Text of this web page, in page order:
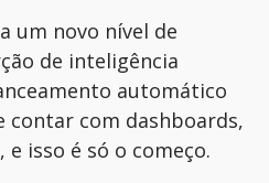
um novo nível de
de inteligência
automático
contar com dashboards,
isso é só o começo.